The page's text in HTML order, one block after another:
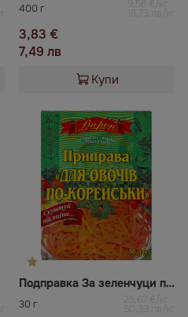
400 г 9,58 €/кг
18,73 лв/кг
3,83 €
7,49 лв
Купи
Подправка За зеленчуци по корейски Впрок
30 г 25,67 €/кг
50,33 лв/кг